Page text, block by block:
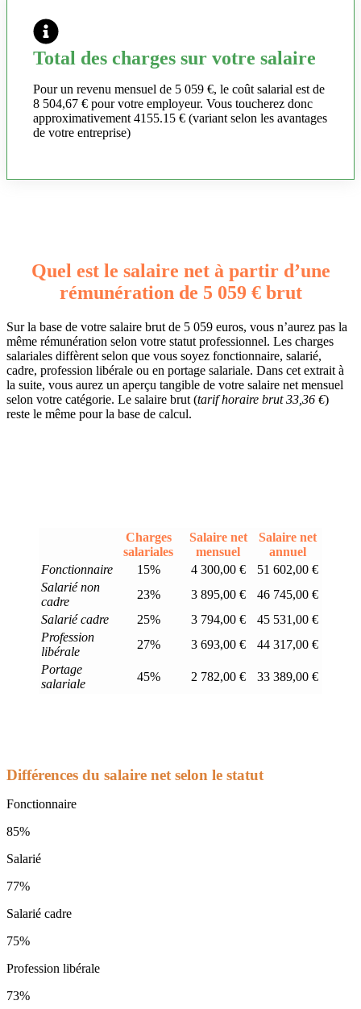
Total des charges sur votre salaire
Pour un revenu mensuel de 5 059 €, le coût salarial est de
8 504,67 € pour votre employeur. Vous toucherez donc
approximativement 4155.15 € (variant selon les avantages
de votre entreprise)
Quel est le salaire net à partir d’une
rémunération de 5 059 € brut
Sur la base de votre salaire brut de 5 059 euros, vous n’aurez pas la
même rémunération selon votre statut professionnel. Les charges
salariales diffèrent selon que vous soyez fonctionnaire, salarié,
cadre, profession libérale ou en portage salariale. Dans cet extrait à
la suite, vous aurez un aperçu tangible de votre salaire net mensuel
selon votre catégorie. Le salaire brut (tarif horaire brut 33,36 €)
reste le même pour la base de calcul.
Charges
salariales
Salaire net
mensuel
Salaire net
annuel
Fonctionnaire
15% 4 300,00 €
51 602,00 €
Salarié non
cadre
23% 3 895,00 €
46 745,00 €
Salarié cadre
25% 3 794,00 €
45 531,00 €
Profession
libérale
27% 3 693,00 €
44 317,00 €
Portage
salariale
45% 2 782,00 € 33 389,00 €
Différences du salaire net selon le statut
Fonctionnaire
85%
Salarié
77%
Salarié cadre
75%
Profession libérale
73%